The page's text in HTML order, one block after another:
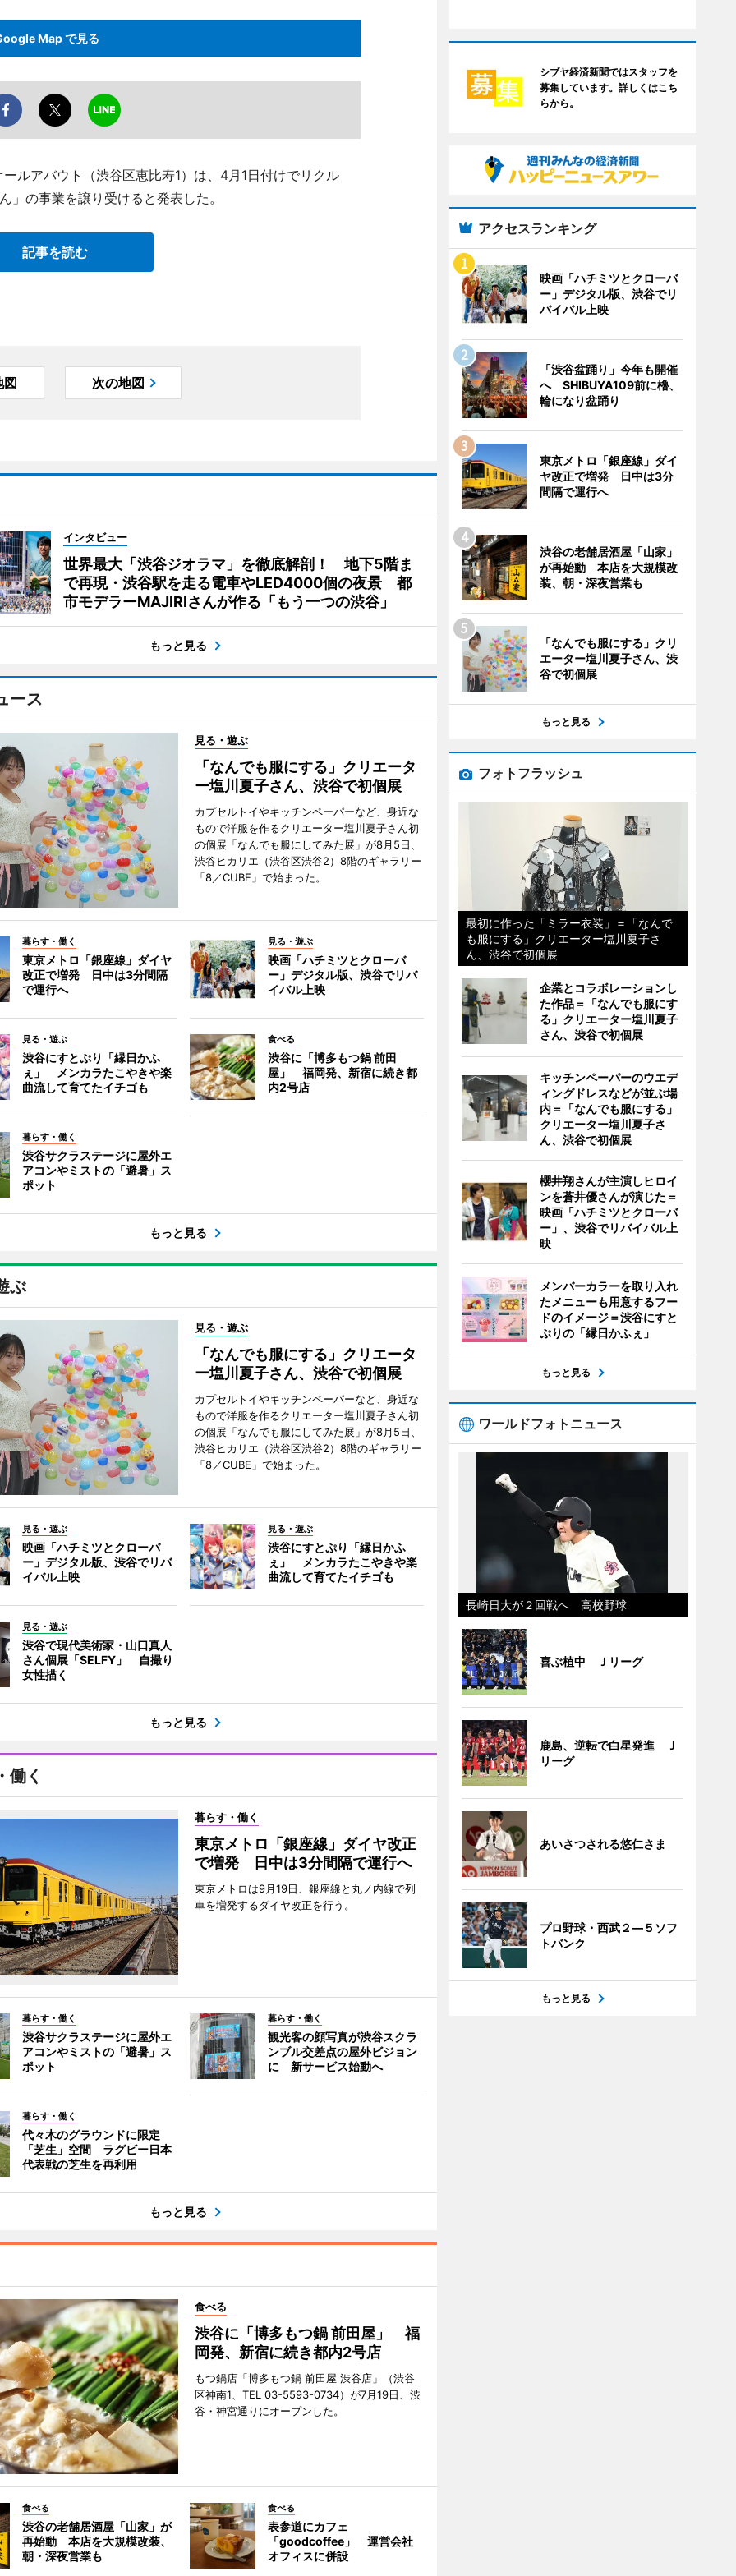
Map で見る
ルアバウト（渋谷区恵比寿1）は、4月1日付けでリクル
の事業を譲り受けると発表した。
記事を読む
図 次の地図
インタビュー
世界最大「渋谷ジオラマ」を徹底解剖！ 地下5階ま
で再現・渋谷駅を走る電車やLED4000個の夜景 都
市モデラーMAJIRIさんが作る「もう一つの渋谷」
もっと見る
ース
見る・遊ぶ
「なんでも服にする」クリエータ
ー塩川夏子さん、渋谷で初個展
カプセルトイやキッチンペーパーなど、身近な
もので洋服を作るクリエーター塩川夏子さん初
の個展「なんでも服にしてみた展」が8月5日、
渋谷ヒカリエ（渋谷区渋谷2）8階のギャラリー
「8／CUBE」で始まった。
暮らす・働く
東京メトロ「銀座線」ダイヤ
改正で増発 日中は3分間隔
で運行へ
見る・遊ぶ
映画「ハチミツとクローバ
ー」デジタル版、渋谷でリバ
イバル上映
見る・遊ぶ
渋谷にすとぷり「縁日かふ
ぇ」 メンカラたこやきや楽
曲流して育てたイチゴも
食べる
渋谷に「博多もつ鍋 前田
屋」 福岡発、新宿に続き都
内2号店
暮らす・働く
渋谷サクラステージに屋外エ
アコンやミストの「避暑」ス
ポット
もっと見る
ぶ
見る・遊ぶ
「なんでも服にする」クリエータ
ー塩川夏子さん、渋谷で初個展
カプセルトイやキッチンペーパーなど、身近な
もので洋服を作るクリエーター塩川夏子さん初
の個展「なんでも服にしてみた展」が8月5日、
渋谷ヒカリエ（渋谷区渋谷2）8階のギャラリー
「8／CUBE」で始まった。
見る・遊ぶ
映画「ハチミツとクローバ
ー」デジタル版、渋谷でリバ
イバル上映
見る・遊ぶ
渋谷にすとぷり「縁日かふ
ぇ」 メンカラたこやきや楽
曲流して育てたイチゴも
見る・遊ぶ
渋谷で現代美術家・山口真人
さん個展「SELFY」 自撮り
女性描く
もっと見る
働く
暮らす・働く
東京メトロ「銀座線」ダイヤ改正
で増発 日中は3分間隔で運行へ
東京メトロは9月19日、銀座線と丸ノ内線で列
車を増発するダイヤ改正を行う。
暮らす・働く
渋谷サクラステージに屋外エ
アコンやミストの「避暑」ス
ポット
暮らす・働く
観光客の顔写真が渋谷スクラ
ンブル交差点の屋外ビジョン
に 新サービス始動へ
暮らす・働く
代々木のグラウンドに限定
「芝生」空間 ラグビー日本
代表戦の芝生を再利用
もっと見る
食べる
渋谷に「博多もつ鍋 前田屋」 福
岡発、新宿に続き都内2号店
もつ鍋店「博多もつ鍋 前田屋 渋谷店」（渋谷
区神南1、TEL 03-5593-0734）が7月19日、渋
谷・神宮通りにオープンした。
食べる
渋谷の老舗居酒屋「山家」が
再始動 本店を大規模改装、
朝・深夜営業も
食べる
表参道にカフェ
「goodcoffee」 運営会社
オフィスに併設
シブヤ経済新聞ではスタッフを
募集しています。詳しくはこち
らから。
アクセスランキング
映画「ハチミツとクローバ
ー」デジタル版、渋谷でリ
バイバル上映
「渋谷盆踊り」今年も開催
へ SHIBUYA109前に櫓、
輪になり盆踊り
東京メトロ「銀座線」ダイ
ヤ改正で増発 日中は3分
間隔で運行へ
渋谷の老舗居酒屋「山家」
が再始動 本店を大規模改
装、朝・深夜営業も
「なんでも服にする」クリ
エーター塩川夏子さん、渋
谷で初個展
もっと見る
フォトフラッシュ
最初に作った「ミラー衣装」＝「なんで
も服にする」クリエーター塩川夏子さ
ん、渋谷で初個展
企業とコラボレーションし
た作品＝「なんでも服にす
る」クリエーター塩川夏子
さん、渋谷で初個展
キッチンペーパーのウエデ
ィングドレスなどが並ぶ場
内＝「なんでも服にする」
クリエーター塩川夏子さ
ん、渋谷で初個展
櫻井翔さんが主演しヒロイ
ンを蒼井優さんが演じた＝
映画「ハチミツとクローバ
ー」、渋谷でリバイバル上
映
メンバーカラーを取り入れ
たメニューも用意するフー
ドのイメージ＝渋谷にすと
ぷりの「縁日かふぇ」
もっと見る
ワールドフォトニュース
長崎日大が２回戦へ 高校野球
喜ぶ植中 Ｊリーグ
鹿島、逆転で白星発進 Ｊ
リーグ
あいさつされる悠仁さま
プロ野球・西武２―５ソフ
トバンク
もっと見る